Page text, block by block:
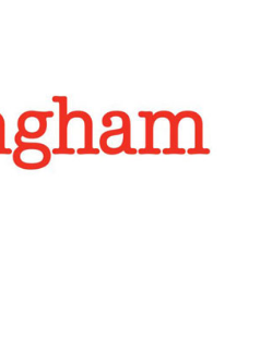
Durch den Aufbau von
via WeChat und Weibo
eine solide Basis im